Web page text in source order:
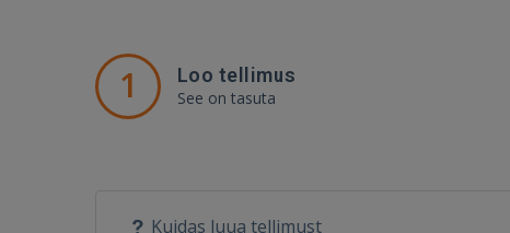
1 Loo tellimus
See on tasuta
Kuidas luua tellimust